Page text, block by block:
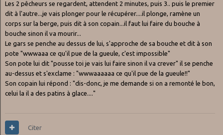
Les 2 pêcheurs se regardent, attendent 2 minutes, puis 3.. puis le premier
dit à l'autre...je vais plonger pour le récupérer....il plonge, ramène un
corps sur la berge, puis dit à son copain...il faut lui faire du bouche à
bouche sinon il va mourir...
Le gars se penche au dessus de lui, s'approche de sa bouche et dit à son
pote "wwwaaa ce qu'il pue de la gueule, c'est impossible"
Son pote lui dit "pousse toi je vais lui faire sinon il va crever" il se penche
au-dessus et s'exclame : "wwwaaaaaa ce qu'il pue de la gueule!!"
Son copain lui répond : "dis-donc, je me demande si on a remonté le bon,
celui la il a des patins à glace...."
Citer